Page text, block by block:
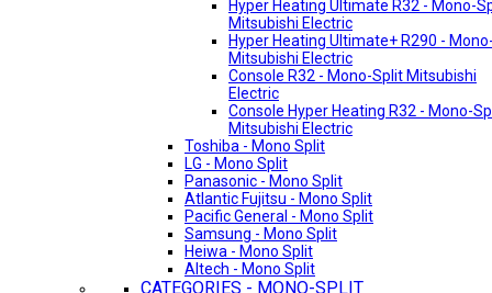
Hyper Heating Ultimate R32 - Mono-
Mitsubishi Electric
Hyper Heating Ultimate+ R290 -
Mitsubishi Electric
Console R32 - Mono-Split Mitsubishi
Electric
Console Hyper Heating R32 - Mono-
Mitsubishi Electric
Toshiba - Mono Split
LG - Mono Split
Panasonic - Mono Split
Atlantic Fujitsu - Mono Split
Pacific General - Mono Split
Samsung - Mono Split
Heiwa - Mono Split
Altech - Mono Split
CATEGORIES - MONO-SPLIT